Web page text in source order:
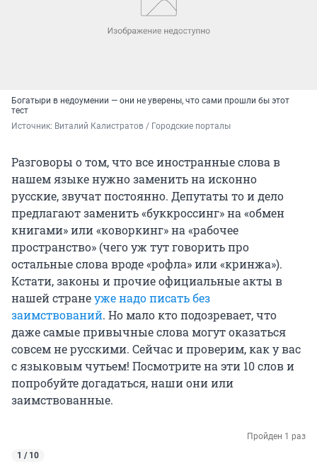
Богатыри в недоумении — они не уверены, что сами прошли бы этот
тест
Источник: Виталий Калистратов / Городские порталы
Разговоры о том, что все иностранные слова в
нашем языке нужно заменить на исконно
русские, звучат постоянно. Депутаты то и дело
предлагают заменить «буккроссинг» на «обмен
книгами» или «коворкинг» на «рабочее
пространство» (чего уж тут говорить про
остальные слова вроде «рофла» или «кринжа»).
Кстати, законы и прочие официальные акты в
нашей странеуже надо писать без
заимствований. Но мало кто подозревает, что
даже самые привычные слова могут оказаться
совсем не русскими. Сейчас и проверим, как у вас
с языковым чутьем! Посмотрите на эти 10 слов и
попробуйте догадаться, наши они или
заимствованные.
Пройден 1 раз
1 / 10